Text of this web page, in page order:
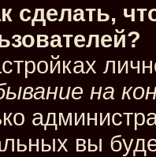
сделать,
на
вы